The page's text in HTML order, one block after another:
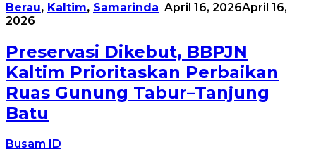
Berau, Kaltim, Samarinda April 16, 2026April 16,
2026
Preservasi Dikebut, BBPJN
Kaltim Prioritaskan Perbaikan
Ruas Gunung Tabur–Tanjung
Batu
Busam ID